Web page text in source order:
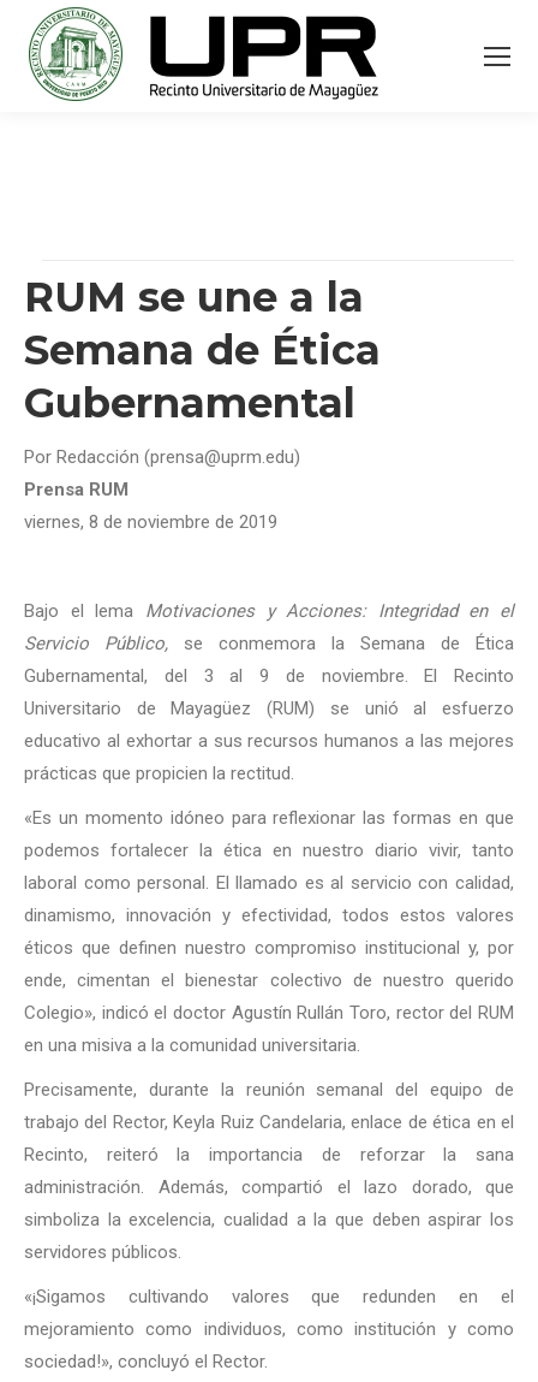
RUM se une a la
Semana de Ética
Gubernamental
Por Redacción (prensa@uprm.edu)
Prensa RUM
viernes, 8 de noviembre de 2019
Bajo el lema Motivaciones y Acciones: Integridad en el
Servicio Público, se conmemora la Semana de Ética
Gubernamental, del 3 al 9 de noviembre. El Recinto
Universitario de Mayagüez (RUM) se unió al esfuerzo
educativo al exhortar a sus recursos humanos a las mejores
prácticas que propicien la rectitud.
«Es un momento idóneo para reflexionar las formas en que
podemos fortalecer la ética en nuestro diario vivir, tanto
laboral como personal. El llamado es al servicio con calidad,
dinamismo, innovación y efectividad, todos estos valores
éticos que definen nuestro compromiso institucional y, por
ende, cimentan el bienestar colectivo de nuestro querido
Colegio», indicó el doctor Agustín Rullán Toro, rector del RUM
en una misiva a la comunidad universitaria.
Precisamente, durante la reunión semanal del equipo de
trabajo del Rector, Keyla Ruiz Candelaria, enlace de ética en el
Recinto, reiteró la importancia de reforzar la sana
administración. Además, compartió el lazo dorado, que
simboliza la excelencia, cualidad a la que deben aspirar los
servidores públicos.
«¡Sigamos cultivando valores que redunden en el
mejoramiento como individuos, como institución y como
sociedad!», concluyó el Rector.